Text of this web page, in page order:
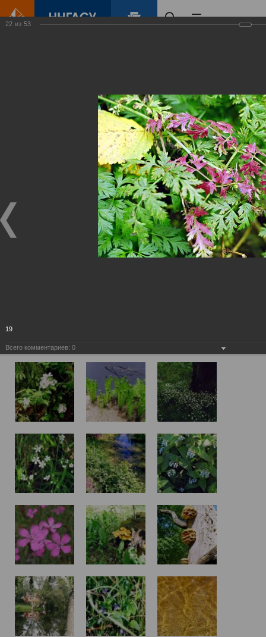
Виртуальные
выставки
(фотоальбомы)
22 из 53
19
Всего комментариев: 0